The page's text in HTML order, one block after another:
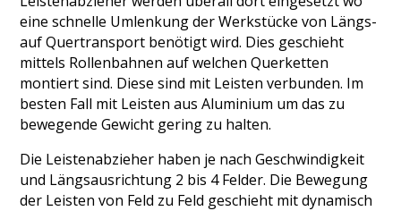
eine schnelle Umlenkung der Werkstücke von Längs-
auf Quertransport benötigt wird. Dies geschieht
mittels Rollenbahnen auf welchen Querketten
montiert sind. Diese sind mit Leisten verbunden. Im
besten Fall mit Leisten aus Aluminium um das zu
bewegende Gewicht gering zu halten.
Die Leistenabzieher haben je nach Geschwindigkeit
und Längsausrichtung 2 bis 4 Felder. Die Bewegung
der Leisten von Feld zu Feld geschieht mit dynamisch